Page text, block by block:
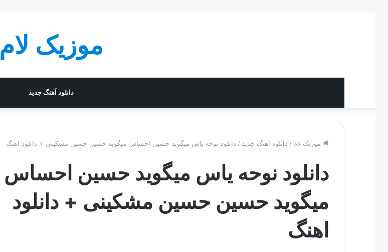
موزیک لام
دانلود آهنگ جدید
موزیک لام / دانلود آهنگ جدید / دانلود نوحه یاس میگوید حسین احساس میگوید حسین حسین مشکینی + دانلود اهنگ
دانلود نوحه یاس میگوید حسین احساس
میگوید حسین حسین مشکینی + دانلود
اهنگ